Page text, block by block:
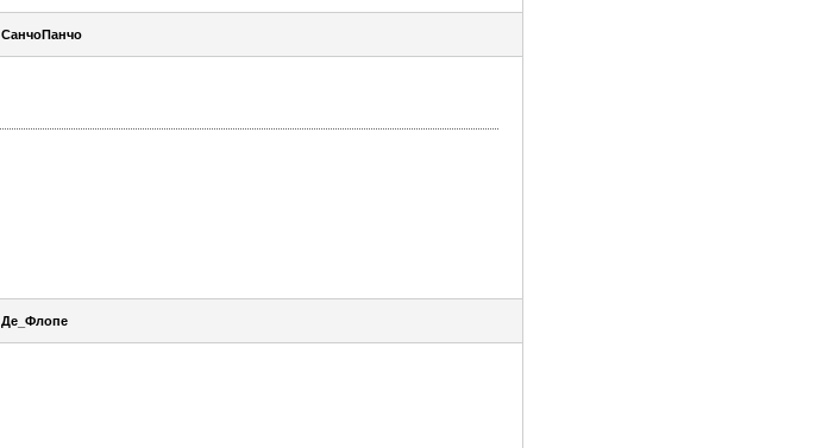
СанчоПанчо
Де_Флопе